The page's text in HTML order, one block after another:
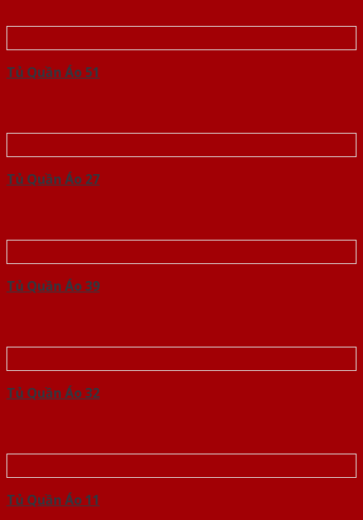
Tủ Quần Áo 51
Tủ Quần Áo 27
Tủ Quần Áo 39
Tủ Quần Áo 32
Tủ Quần Áo 11